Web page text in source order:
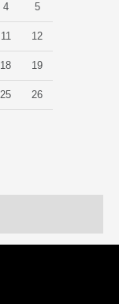
4 5
11 12
18 19
25 26